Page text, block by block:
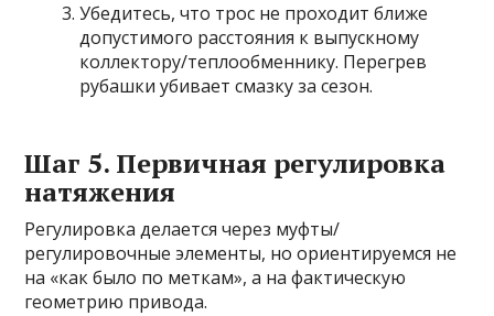
Убедитесь, что трос не проходит ближе
допустимого расстояния к выпускному
коллектору/теплообменнику. Перегрев
рубашки убивает смазку за сезон.
Шаг 5. Первичная регулировка
натяжения
Регулировка делается через муфты/
регулировочные элементы, но ориентируемся не
на «как было по меткам», а на фактическую
геометрию привода.